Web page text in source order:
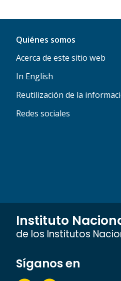
Quiénes somos
Acerca de este sitio web
In English
Reutilización de la
Redes sociales
Instituto
de los Institutos
Síganos en